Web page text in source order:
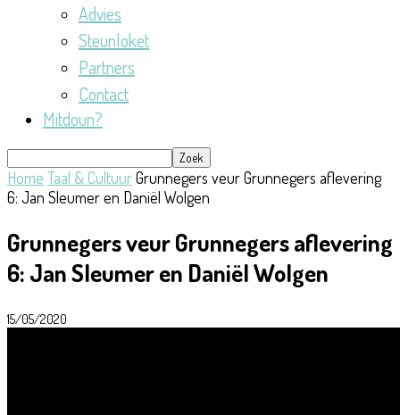
Advies
Steunloket
Partners
Contact
Mitdoun?
Home Taal & CultuurGrunnegers veur Grunnegers aflevering
6: Jan Sleumer en Daniël Wolgen
Grunnegers veur Grunnegers aflevering
6: Jan Sleumer en Daniël Wolgen
15/05/2020